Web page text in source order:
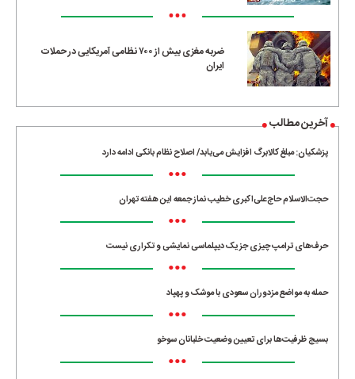
•••
ضربه مغزی بیش از ۷۰۰ نظامی آمریکایی در حملات
ایران
آخرین مطالب
پزشکیان: مبلغ کالابرگ افزایش می‌یابد/ اصلاح نظام بانکی ادامه دارد
•••
حجت‌الاسلام حاج‌علی‌اکبری خطیب نماز جمعه این هفته تهران
•••
حرف‌های ترامپ چیزی جز یک دیپلماسی نمایشی و تکراری نیست
•••
حمله به مواضع مزدوران سعودی با موشک و پهپاد
•••
بسیج ظرفیت‌ها برای تعیین وضعیت خلبانان سوخو
•••